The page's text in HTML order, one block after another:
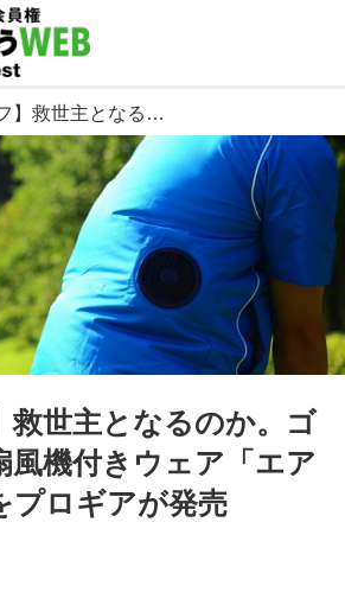
【夏ゴルフ】救世主となるのか。ゴルフ専用の扇風機付きウェア「エアーコンポ」をプロギアが発売
救世主となるのか。ゴ
風機付きウェア「エア
プロギアが発売